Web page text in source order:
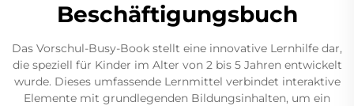
Beschäftigungsbuch
Das Vorschul-Busy-Book stellt eine innovative Lernhilfe dar,
die speziell für Kinder im Alter von 2 bis 5 Jahren entwickelt
wurde. Dieses umfassende Lernmittel verbindet interaktive
Elemente mit grundlegenden Bildungsinhalten, um ein